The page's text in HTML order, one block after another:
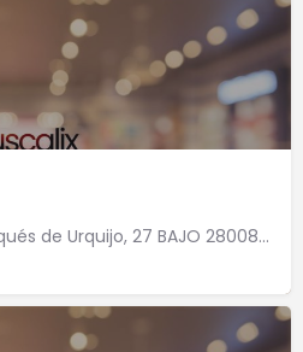
Precio medio: 30,00 Marqués de Urquijo, 27 BAJO 28008 Madrid